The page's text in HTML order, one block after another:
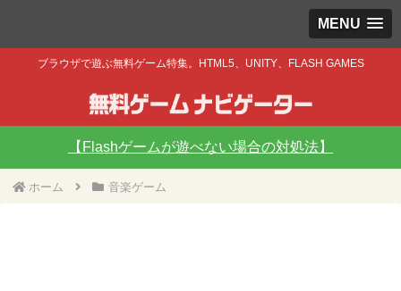
MENU
ブラウザで遊ぶ無料ゲーム特集。HTML5、UNITY、FLASH GAMES
【Flashゲームが遊べない場合の対処法】
ホーム 音楽ゲーム